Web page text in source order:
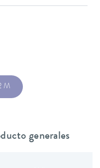
M
generales